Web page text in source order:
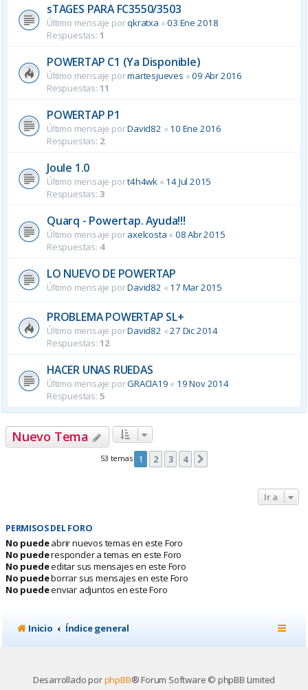
sTAGES PARA FC3550/3503
Último mensaje porqkratxa «03 Ene 2018
Respuestas: 1
POWERTAP C1 (Ya Disponible)
Último mensaje pormartesjueves «09 Abr 2016
Respuestas: 11
POWERTAP P1
Último mensaje porDavid82 « 10 Ene 2016
Respuestas: 2
Joule 1.0
Último mensaje port4h4wk « 14 Jul 2015
Respuestas: 3
Quarq - Powertap. Ayuda!!!
Último mensaje poraxelcosta « 08 Abr 2015
Respuestas: 4
LO NUEVO DE POWERTAP
Último mensaje porDavid82 « 17 Mar 2015
PROBLEMA POWERTAP SL+
Último mensaje porDavid82 «27 Dic 2014
Respuestas: 12
HACER UNAS RUEDAS
Último mensaje porGRACIA19 « 19 Nov 2014
Respuestas: 5
Nuevo Tema
53 temas 1 2 3 4
Ir a
PERMISOS DEL FORO
No puedeabrir nuevos temas en este Foro
No puederesponder a temas en este Foro
No puedeeditar sus mensajes en este Foro
No puedeborrar sus mensajes en este Foro
No puedeenviar adjuntos en este Foro
Inicio Índice general
Desarrollado porphpBB® Forum Software © phpBB Limited